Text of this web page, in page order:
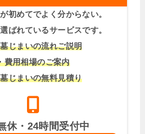
初めてでよく分からない。
ばれているサービスです。
じまいの流れご説明
費用相場のご案内
じまいの無料見積り
休・24時間受付中